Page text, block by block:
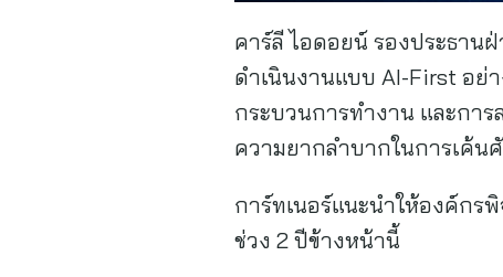
คาร์ลี ไอดอยน์ รองประธาน
ดำเนินงานแบบ AI-First อย่
กระบวนการทำงาน และกา
ความยากลำบากในการเค้น
การ์ทเนอร์แนะนำให้องค์กร
ช่วง 2 ปีข้างหน้านี้